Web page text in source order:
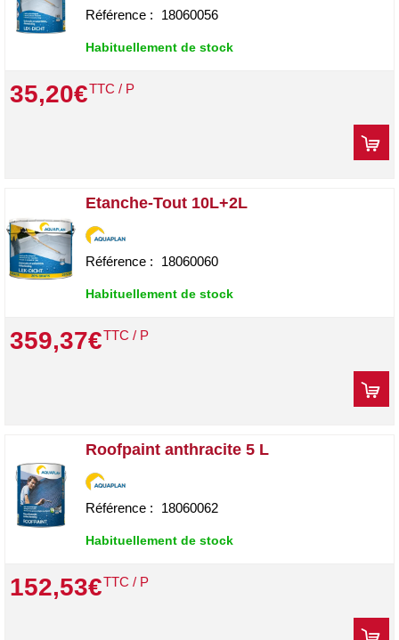
Référence : 18060056
Habituellement de stock
35,20€TTC / P
Etanche-Tout 10L+2L
Référence : 18060060
Habituellement de stock
359,37€TTC / P
Roofpaint anthracite 5 L
Référence : 18060062
Habituellement de stock
152,53€TTC / P